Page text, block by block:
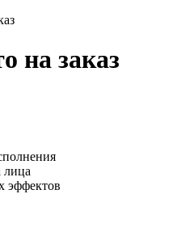
на заказ
лица
эффектов